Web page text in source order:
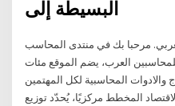
البسيطة إلى
مرحبا بك في منتدى المحاسب
العرب، يضم الموقع مئات
والادوات المحاسبية لكل المهتمين
المخطط مركزيًا، يُحدّد توزيع